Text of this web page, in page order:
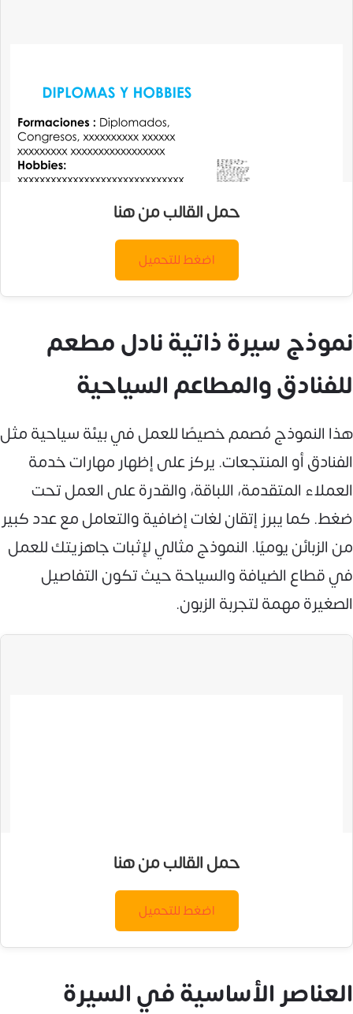
حمل القالب من هنا
اضغط للتحميل
نموذج سيرة ذاتية نادل مطعم
للفنادق والمطاعم السياحية
هذا النموذج مُصمم خصيصًا للعمل في بيئة سياحية مثل
الفنادق أو المنتجعات. يركز على إظهار مهارات خدمة
العملاء المتقدمة، اللباقة، والقدرة على العمل تحت
ضغط. كما يبرز إتقان لغات إضافية والتعامل مع عدد كبير
من الزبائن يوميًا. النموذج مثالي لإثبات جاهزيتك للعمل
في قطاع الضيافة والسياحة حيث تكون التفاصيل
الصغيرة مهمة لتجربة الزبون.
حمل القالب من هنا
اضغط للتحميل
العناصر الأساسية في السيرة